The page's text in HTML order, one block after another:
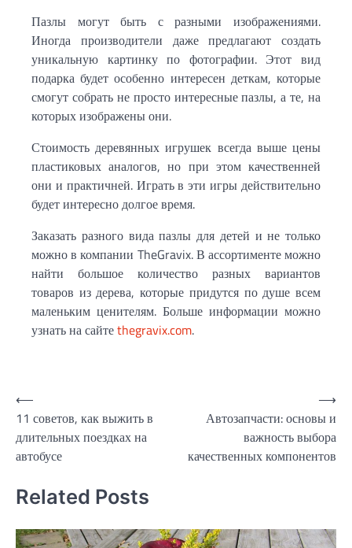
Пазлы могут быть с разными изображениями.
Иногда производители даже предлагают создать
уникальную картинку по фотографии. Этот вид
подарка будет особенно интересен деткам, которые
смогут собрать не просто интересные пазлы, а те, на
которых изображены они.
Стоимость деревянных игрушек всегда выше цены
пластиковых аналогов, но при этом качественней
они и практичней. Играть в эти игры действительно
будет интересно долгое время.
Заказать разного вида пазлы для детей и не только
можно в компании TheGravix. В ассортименте можно
найти большое количество разных вариантов
товаров из дерева, которые придутся по душе всем
маленьким ценителям. Больше информации можно
узнать на сайтеthegravix.com.
Навигация
по
записям
⟵
11 советов, как выжить в
длительных поездках на
автобусе
Автозапчасти: основы и
важность выбора
качественных компонентов
⟶
Related Posts